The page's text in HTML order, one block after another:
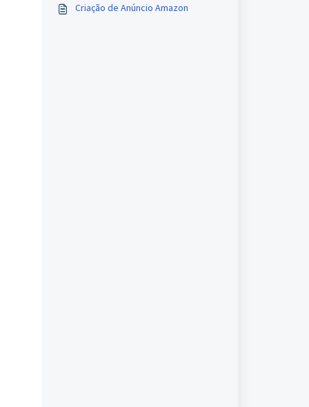
Criação de Anúncio Amazon